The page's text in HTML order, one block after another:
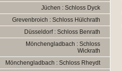
Jüchen : Schloss Dyck
Grevenbroich : Schloss Hülchrath
Düsseldorf : Schloss Benrath
Mönchengladbach : Schloss
Wickrath
Mönchengladbach : Schloss Rheydt